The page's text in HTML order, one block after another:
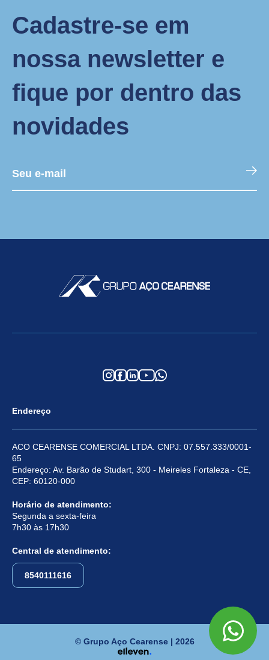
Cadastre-se em
nossa newsletter e
fique por dentro das
novidades
Endereço
ACO CEARENSE COMERCIAL LTDA. CNPJ: 07.557.333/0001-
65
Endereço: Av. Barão de Studart, 300 - Meireles Fortaleza - CE,
CEP: 60120-000
Horário de atendimento:
Segunda a sexta-feira
7h30 às 17h30
Central de atendimento:
8540111616
© Grupo Aço Cearense | 2026